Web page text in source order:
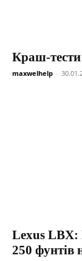
Краш-
maxwelhelp -
Lexus LBX:
250 фунтів